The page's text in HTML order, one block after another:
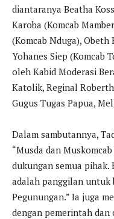
diantaranya Beatha
Karoba (Komcab
(Komcab Nduga), Obeth
Yohanes Siep (Komcab
oleh Kabid Moderasi
Katolik, Reginal
Gugus Tugas Papua,
Dalam sambutannya,
“Musda dan
dukungan semua pihak.
adalah panggilan untuk
Pegunungan.” Ia juga
dengan pemerintah